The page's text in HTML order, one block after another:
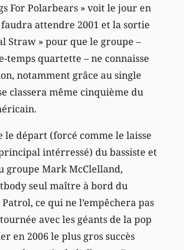
For Polarbears » voit le jour en
faudra attendre 2001 et la sortie
Straw » pour que le groupe –
temps quartette – ne connaisse
notamment grâce au single
classera même cinquième du
le départ (forcé comme le laisse
intérressé) du bassiste et
groupe Mark McClelland,
seul maître à bord du
ce qui ne l’empêchera pas
avec les géants de la pop
en 2006 le plus gros succès